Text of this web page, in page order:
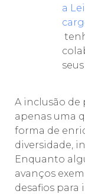
a
A inclusão de
apenas uma
forma de
diversidade,
Enquanto
avanços
desafios para